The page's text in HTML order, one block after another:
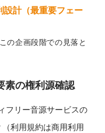
設計（最重要フェー
の企画段階での見落と
素の権利源確認
フリー音源サービスの
利用規約は商用利用